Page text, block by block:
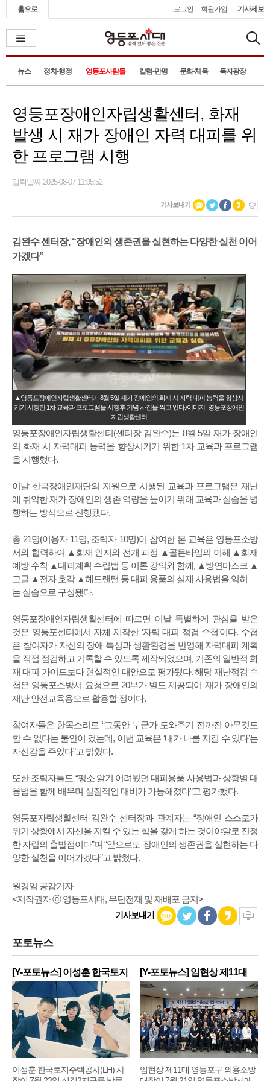
홈으로 로그인 회원가입 기사제보
뉴스 정치•행정 영등포사람들 칼럼•만평 문화•체육 독자광장
영등포장애인자립생활센터, 화재
발생 시 재가 장애인 자력 대피를 위
한 프로그램 시행
입력날짜 2025-08-07 11:05:52
기사보내기
김완수 센터장, “장애인의 생존권을 실현하는 다양한 실천 이어
가겠다”
▲영등포장애인자립생활센터가 8월 5일 재가 장애인의 화재 시 자력 대피 능력을 향상시
키기 시행한 1차 교육과 프로그램을 시행후 기념 사진을 찍고 있다./이미지=영등포장애인
자립생활센터
영등포장애인자립생활센터(센터장 김완수)는 8월 5일 재가 장애인
의 화재 시 자력대피 능력을 향상시키기 위한 1차 교육과 프로그램
을 시행했다.
이날 한국장애인재단의 지원으로 시행된 교육과 프로그램은 재난
에 취약한 재가 장애인의 생존 역량을 높이기 위해 교육과 실습을 병
행하는 방식으로 진행됐다.
총 21명(이용자 11명, 조력자 10명)이 참여한 본 교육은 영등포소방
서와 협력하여 ▲화재 인지와 전개 과정 ▲골든타임의 이해 ▲화재
예방 수칙 ▲대피계획 수립법 등 이론 강의와 함께, ▲방연마스크 ▲
고글 ▲전자 호각 ▲헤드랜턴 등 대피 용품의 실제 사용법을 익히
는 실습으로 구성됐다.
영등포장애인자립생활센터에 따르면 이날 특별하게 관심을 받은
것은 영등포센터에서 자체 제작한 ‘자력 대피 점검 수첩’이다. 수첩
은 참여자가 자신의 장애 특성과 생활환경을 반영해 자력대피 계획
을 직접 점검하고 기록할 수 있도록 제작되었으며, 기존의 일반적 화
재 대피 가이드보다 현실적인 대안으로 평가됐다. 해당 재난점검 수
첩은 영등포소방서 요청으로 20부가 별도 제공되어 재가 장애인의
재난 안전교육용으로 활용할 정이다.
참여자들은 한목소리로 “그동안 누군가 도와주기 전까진 아무것도
할 수 없다는 불안이 컸는데, 이번 교육은 ‘내가 나를 지킬 수 있다’는
자신감을 주었다”고 밝혔다.
또한 조력자들도 “평소 알기 어려웠던 대피용품 사용법과 상황별 대
응법을 함께 배우며 실질적인 대비가 가능해졌다”고 평가했다.
영등포자립생활센터 김완수 센터장과 관계자는 “장애인 스스로가
위기 상황에서 자신을 지킬 수 있는 힘을 갖게 하는 것이야말로 진정
한 자립의 출발점이다”며 “앞으로도 장애인의 생존권을 실현하는 다
양한 실천을 이어가겠다”고 밝혔다.
원경임 공감기자
<저작권자 ⓒ 영등포시대, 무단전재 및 재배포 금지>
기사보내기
포토뉴스
[Y-포토뉴스] 이성훈 한국토지
주
이성훈 한국토지주택공사(LH) 사
[Y-포토뉴스] 임현상 제11대
영
임현상 제11대 영등포구 의용소방